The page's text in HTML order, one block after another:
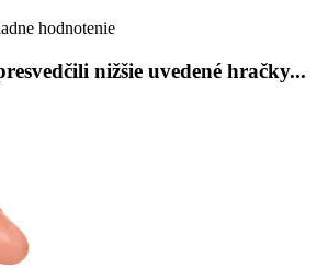
hodnotenie
nižšie uvedené hračky...